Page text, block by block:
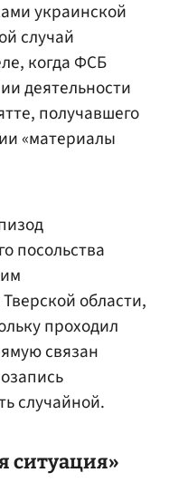
украинской
случай
когда ФСБ
деятельности
получавшего
«материалы
посольства
области,
проходил
связан
случайной.
ситуация»